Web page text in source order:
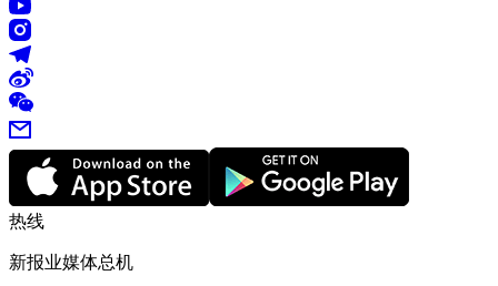
热线
新报业媒体总机